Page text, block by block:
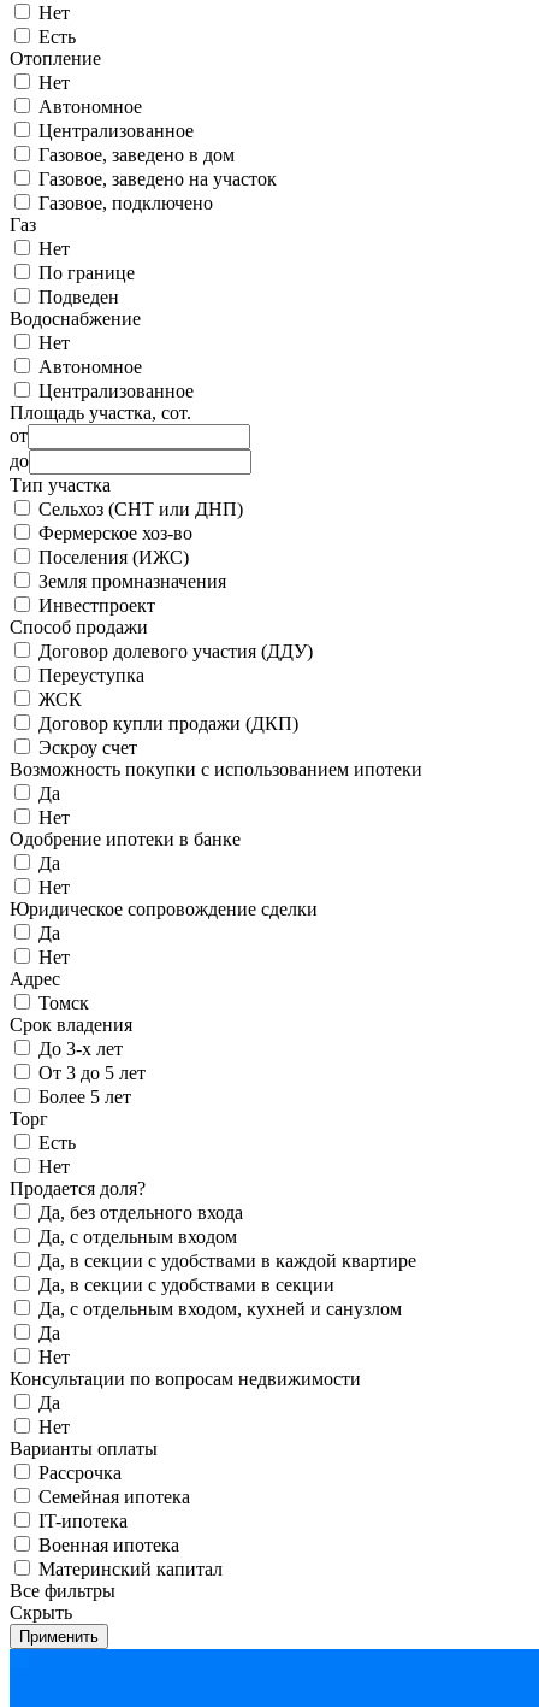
Нет
Есть
Отопление
Нет
Автономное
Централизованное
Газовое, заведено в дом
Газовое, заведено на участок
Газовое, подключено
Газ
Нет
По границе
Подведен
Водоснабжение
Нет
Автономное
Централизованное
Площадь участка, сот.
от
до
Тип участка
Сельхоз (СНТ или ДНП)
Фермерское хоз-во
Поселения (ИЖС)
Земля промназначения
Инвестпроект
Способ продажи
Договор долевого участия (ДДУ)
Переуступка
ЖСК
Договор купли продажи (ДКП)
Эскроу счет
Возможность покупки с использованием ипотеки
Да
Нет
Одобрение ипотеки в банке
Да
Нет
Юридическое сопровождение сделки
Да
Нет
Адрес
Томск
Срок владения
До 3-х лет
От 3 до 5 лет
Более 5 лет
Торг
Есть
Нет
Продается доля?
Да, без отдельного входа
Да, с отдельным входом
Да, в секции с удобствами в каждой квартире
Да, в секции с удобствами в секции
Да, с отдельным входом, кухней и санузлом
Да
Нет
Консультации по вопросам недвижимости
Да
Нет
Варианты оплаты
Рассрочка
Семейная ипотека
IT-ипотека
Военная ипотека
Материнский капитал
Все фильтры
Скрыть
Применить